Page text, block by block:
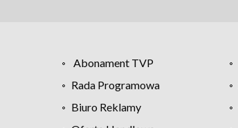
Abonament TVP
Rada Programowa
Biuro Reklamy